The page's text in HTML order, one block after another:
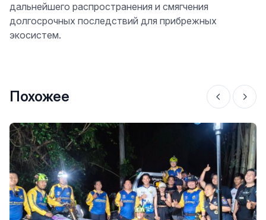
дальнейшего распространения и смягчения
долгосрочных последствий для прибрежных
экосистем.
Похожее